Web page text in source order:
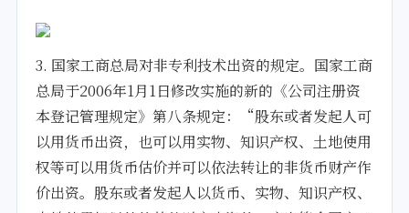
3. 国家工商总局对非专利技术出资的规定。国家工商
总局于2006年1月1日修改实施的新的《公司注册资
本登记管理规定》第八条规定：“股东或者发起人可
以用货币出资，也可以用实物、知识产权、土地使用
权等可以用货币估价并可以依法转让的非货币财产作
价出资。股东或者发起人以货币、实物、知识产权、